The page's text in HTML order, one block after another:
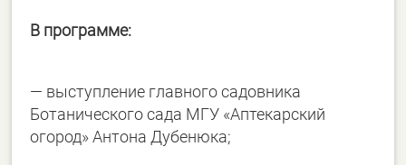
В программе:
— выступление главного садовника
Ботанического сада МГУ «Аптекарский
огород» Антона Дубенюка;